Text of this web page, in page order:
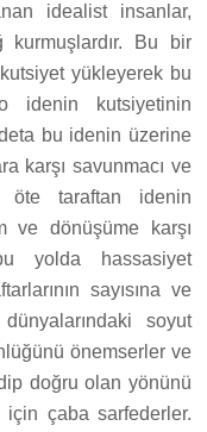
idealist insanlar,
Bu bir
yükleyerek bu
idenin kutsiyetinin
bu idenin üzerine
karşı savunmacı ve
öte taraftan idenin
ve dönüşüme karşı
yolda hassasiyet
sayısına ve
soyut
önemserler ve
doğru olan yönünü
çaba sarfederler.